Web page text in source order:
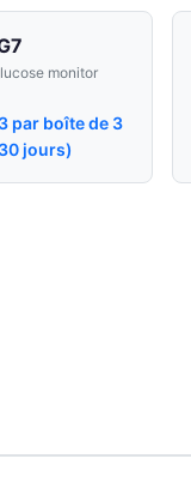
monitor
par boîte de 3
jours)